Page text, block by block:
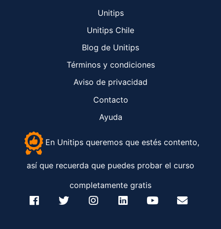
Unitips
Unitips Chile
Blog de Unitips
Términos y condiciones
Aviso de privacidad
Contacto
Ayuda
En Unitipsqueremos que estés contento,
así que recuerda que puedes probar el curso
completamente gratis